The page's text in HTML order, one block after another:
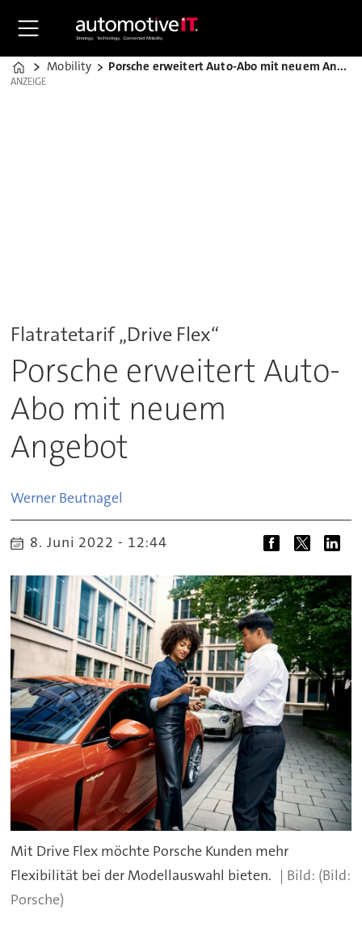
Home
Mobility Porsche erweitert Auto-Abo mit neuem Angebot
ANZEIGE
ANZEIGE
Flatratetarif „Drive Flex“
Porsche erweitert Auto-
Abo mit neuem
Angebot
Werner Beutnagel
8. Juni 2022 - 12:44
Mit Drive Flex möchte Porsche Kunden mehr
Flexibilität bei der Modellauswahl bieten.
(Bild:
Porsche)